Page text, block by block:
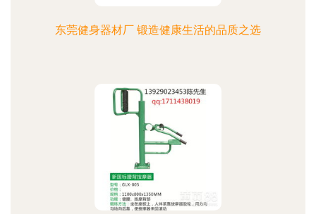
东莞健身器材厂 锻造健康生活的品质之选